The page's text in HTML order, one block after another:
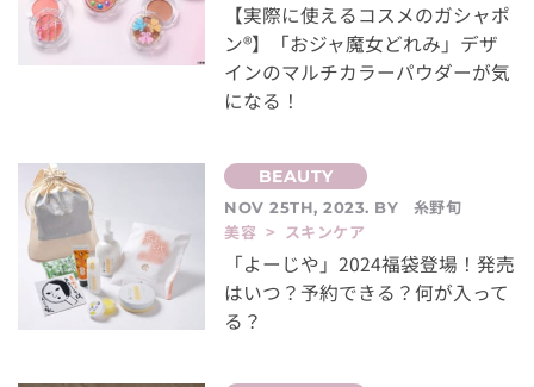
【実際に使えるコスメのガシャポ
ン®】「おジャ魔女どれみ」デザ
インのマルチカラーパウダーが気
になる！
NOV 25TH, 2023. BY
糸野旬
美容 > スキンケア
「よーじや」2024福袋登場！発売
はいつ？予約できる？何が入って
る？